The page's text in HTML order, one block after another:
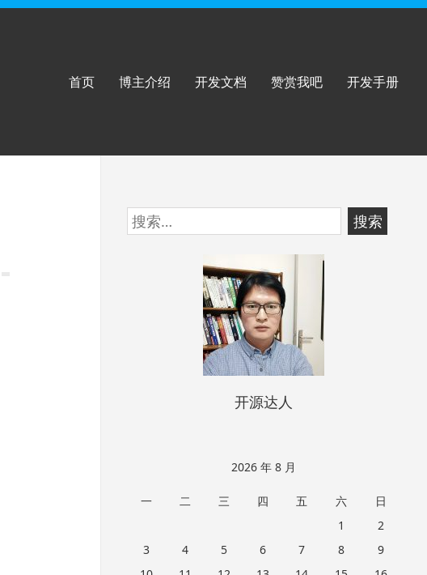
首页 博主介绍 开发文档 赞赏我吧 开发手册
跳
至
搜
索：
开源达人
2026 年 8 月
一 二 三 四 五 六
日
1
2
3
4 5 6 7 8
9